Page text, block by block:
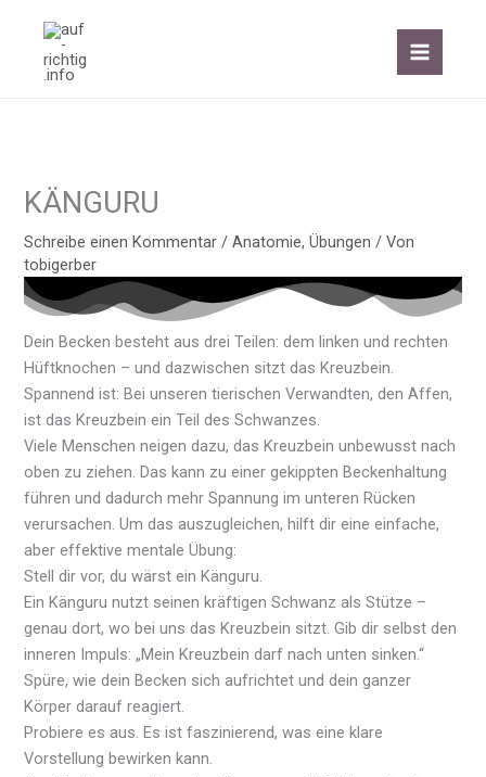
springen
KÄNGURU
Schreibe einen Kommentar /Anatomie,Übungen / Von
tobigerber
Dein Becken besteht aus drei Teilen: dem linken und rechten
Hüftknochen – und dazwischen sitzt das Kreuzbein.
Spannend ist: Bei unseren tierischen Verwandten, den Affen,
ist das Kreuzbein ein Teil des Schwanzes.
Viele Menschen neigen dazu, das Kreuzbein unbewusst nach
oben zu ziehen. Das kann zu einer gekippten Beckenhaltung
führen und dadurch mehr Spannung im unteren Rücken
verursachen. Um das auszugleichen, hilft dir eine einfache,
aber effektive mentale Übung:
Stell dir vor, du wärst ein Känguru.
Ein Känguru nutzt seinen kräftigen Schwanz als Stütze –
genau dort, wo bei uns das Kreuzbein sitzt. Gib dir selbst den
inneren Impuls: „Mein Kreuzbein darf nach unten sinken.“
Spüre, wie dein Becken sich aufrichtet und dein ganzer
Körper darauf reagiert.
Probiere es aus. Es ist faszinierend, was eine klare
Vorstellung bewirken kann.